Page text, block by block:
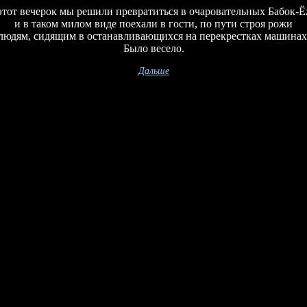
вечерок мы решили превратиться в очаровательных Бабок-
и в таком милом виде поехали в гости, по пути строя рожи
сидящим в останавливающихся на перекрестках
Было весело.
Дальше